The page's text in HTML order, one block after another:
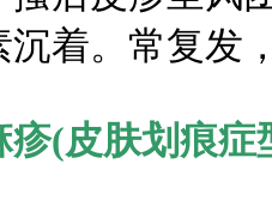
沉着。常复发
(皮肤划痕症